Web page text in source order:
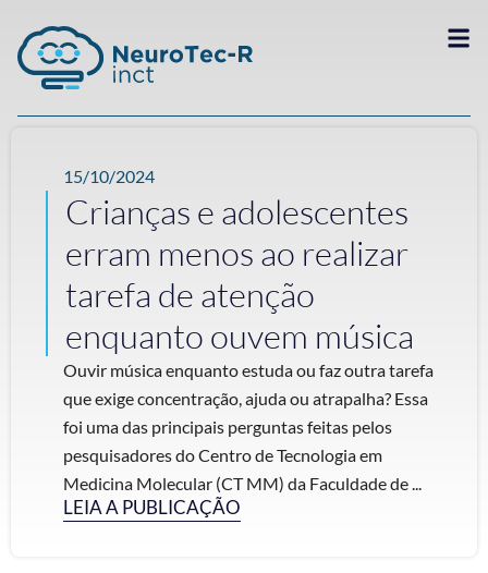
15/10/2024
Crianças e adolescentes
erram menos ao realizar
tarefa de atenção
enquanto ouvem música
Ouvir música enquanto estuda ou faz outra tarefa
que exige concentração, ajuda ou atrapalha? Essa
foi uma das principais perguntas feitas pelos
pesquisadores do Centro de Tecnologia em
Medicina Molecular (CT MM) da Faculdade de ...
LEIA A PUBLICAÇÃO